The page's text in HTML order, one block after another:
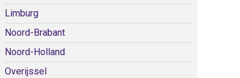
Limburg
Noord-Brabant
Noord-Holland
Overijssel